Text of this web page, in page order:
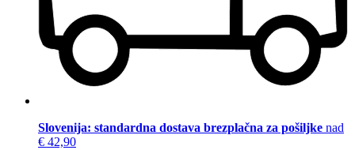
Slovenija: standardna dostava brezplačna za pošiljke nad
€ 42,90